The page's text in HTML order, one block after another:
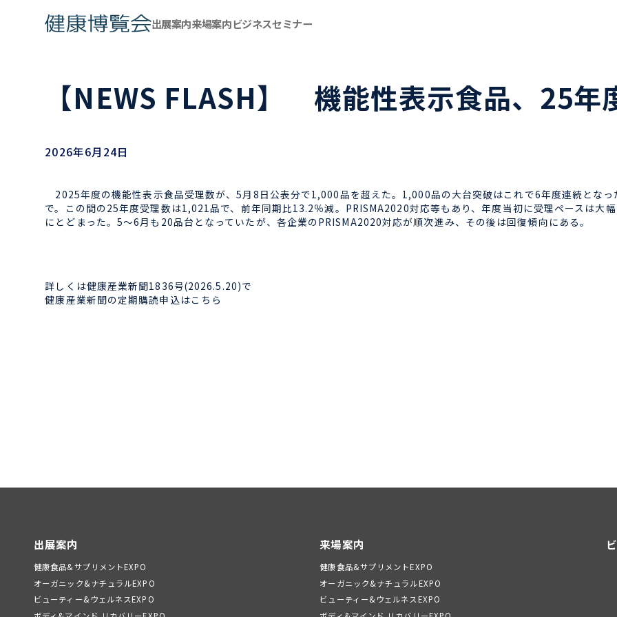
出展案内来場案内ビジネスセミナー
【NEWS FLASH】 機能性表示食品、25年
2026年6月24日
2025年度の機能性表示食品受理数が、5月8日公表分で1,000品を超えた。1,000品の大台突破はこれで6年度連続とな
で。この間の25年度受理数は1,021品で、前年同期比13.2％減。PRISMA2020対応等もあり、年度当初に受理ペースは大
にとどまった。5〜6月も20品台となっていたが、各企業のPRISMA2020対応が順次進み、その後は回復傾向にある。
詳しくは健康産業新聞1836号(2026.5.20)で
健康産業新聞の定期購読申込はこちら
出展案内
健康食品&サプリメントEXPO
オーガニック&ナチュラルEXPO
ビューティー&ウェルネスEXPO
来場案内
健康食品&サプリメントEXPO
オーガニック&ナチュラルEXPO
ビューティー&ウェルネスEXPO